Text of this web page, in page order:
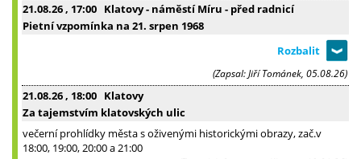
21.08.26 , 17:00 Klatovy - náměstí Míru - před radnicí
Pietní vzpomínka na 21. srpen 1968
(Zapsal: Jiří Tománek, 05.08.26)
21.08.26 , 18:00 Klatovy
Za tajemstvím klatovských ulic
večerní prohlídky města s oživenými historickými obrazy, zač.v
18:00, 19:00, 20:00 a 21:00